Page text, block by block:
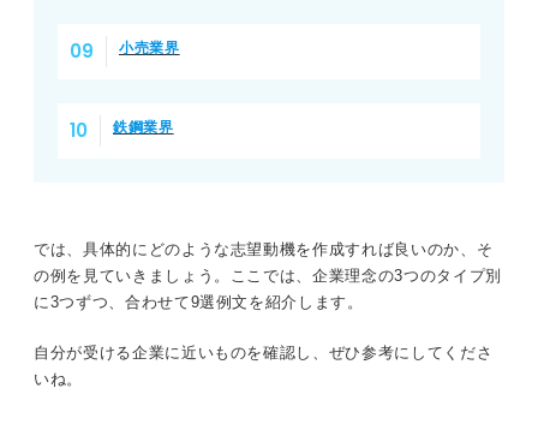
小売業界
鉄鋼業界
では、具体的にどのような志望動機を作成すれば良いのか、そ
の例を見ていきましょう。ここでは、企業理念の3つのタイプ別
に3つずつ、合わせて9選例文を紹介します。
自分が受ける企業に近いものを確認し、ぜひ参考にしてくださ
いね。